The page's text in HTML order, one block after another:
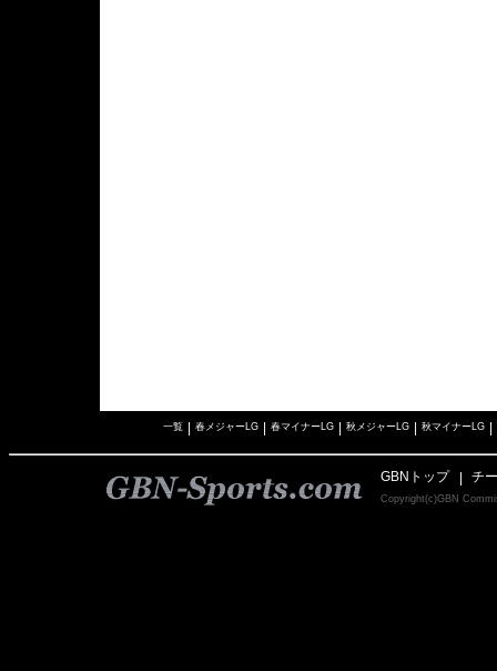
一覧 | 春メジャーLG | 春マイナーLG | 秋メジャーLG | 秋マイナーLG |
GBNトップ | チ
Copyright(c)GBN